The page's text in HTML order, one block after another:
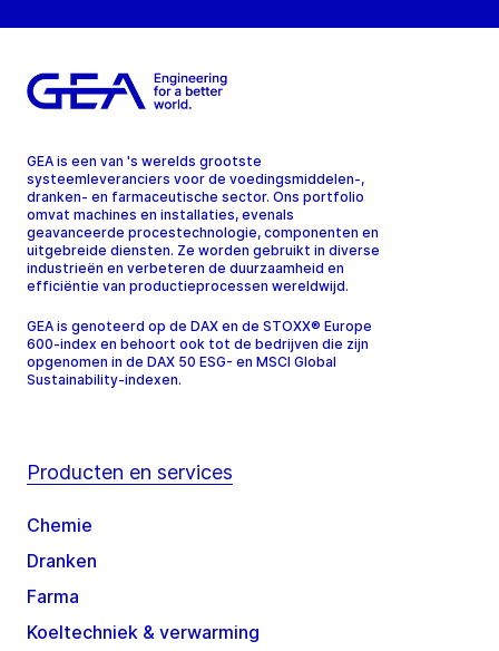
GEA is een van 's werelds grootste
systeemleveranciers voor de voedingsmiddelen-,
dranken- en farmaceutische sector. Ons portfolio
omvat machines en installaties, evenals
geavanceerde procestechnologie, componenten en
uitgebreide diensten. Ze worden gebruikt in diverse
industrieën en verbeteren de duurzaamheid en
efficiëntie van productieprocessen wereldwijd.
GEA is genoteerd op de DAX en de STOXX® Europe
600-index en behoort ook tot de bedrijven die zijn
opgenomen in de DAX 50 ESG- en MSCI Global
Sustainability-indexen.
Producten en services
Chemie
Dranken
Farma
Koeltechniek & verwarming